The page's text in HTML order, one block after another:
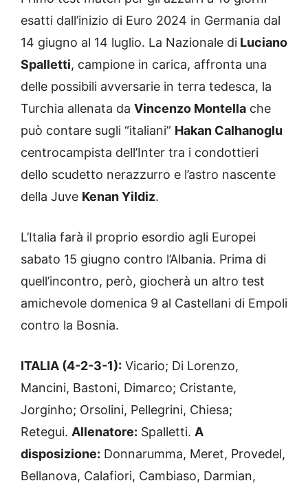
esatti dall’inizio di Euro 2024 in Germania dal
14 giugno al 14 luglio. La Nazionale di Luciano
Spalletti, campione in carica, affronta una
delle possibili avversarie in terra tedesca, la
Turchia allenata da Vincenzo Montella che
può contare sugli “italiani” Hakan Calhanoglu
centrocampista dell’Inter tra i condottieri
dello scudetto nerazzurro e l’astro nascente
della Juve Kenan Yildiz.
L’Italia farà il proprio esordio agli Europei
sabato 15 giugno contro l’Albania. Prima di
quell’incontro, però, giocherà un altro test
amichevole domenica 9 al Castellani di Empoli
contro la Bosnia.
ITALIA (4-2-3-1): Vicario; Di Lorenzo,
Mancini, Bastoni, Dimarco; Cristante,
Jorginho; Orsolini, Pellegrini, Chiesa;
Retegui. Allenatore: Spalletti. A
disposizione: Donnarumma, Meret, Provedel,
Bellanova, Calafiori, Cambiaso, Darmian,